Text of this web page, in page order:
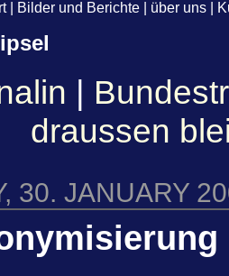
| Bilder und Berichte über uns
|
draussen
30. JANUARY